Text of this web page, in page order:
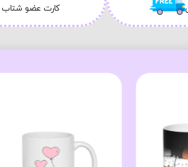
کارت عضو شتاب